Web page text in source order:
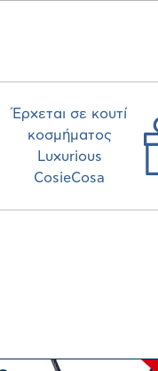
Έρχεται σε κουτί
κοσμήματος
Luxurious
CosieCosa